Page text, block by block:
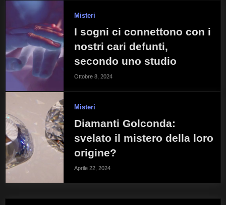
Misteri
I sogni ci connettono con i
nostri cari defunti,
secondo uno studio
Ottobre 8, 2024
Misteri
Diamanti Golconda:
svelato il mistero della loro
origine?
Aprile 22, 2024